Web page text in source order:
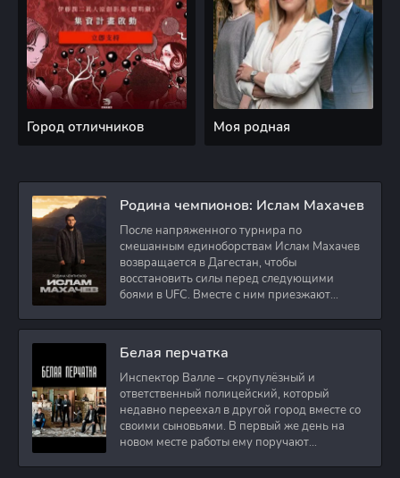
Город отличников Моя родная
Родина чемпионов: Ислам Махачев
После напряженного турнира по
смешанным единоборствам Ислам Махачев
возвращается в Дагестан, чтобы
восстановить силы перед следующими
боями в UFC. Вместе с ним приезжают
Белая перчатка
Инспектор Валле – скрупулёзный и
ответственный полицейский, который
недавно переехал в другой город вместе со
своими сыновьями. В первый же день на
новом месте работы ему поручают